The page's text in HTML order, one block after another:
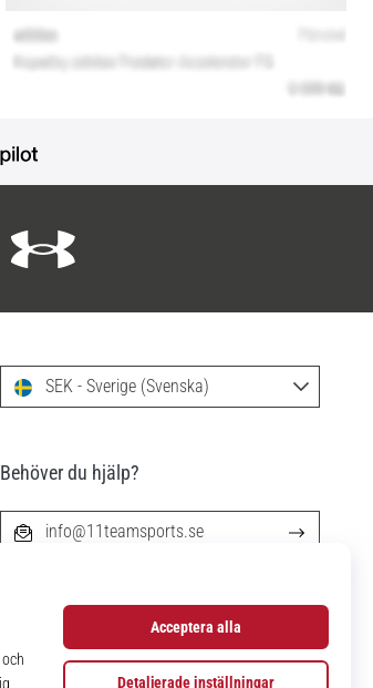
SEK - Sverige (Svenska)
Behöver du hjälp?
info@11teamsports.se